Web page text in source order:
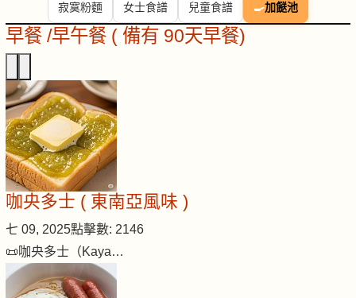
寂寞粉麵 女士食譜 兒童食譜 🍳加餸池
早餐 /早午餐 ( 備有 90天早餐)
咖央多士 ( 東南亞風味 )
七 09, 2025點擊數: 2146
📜咖央多士（Kaya…